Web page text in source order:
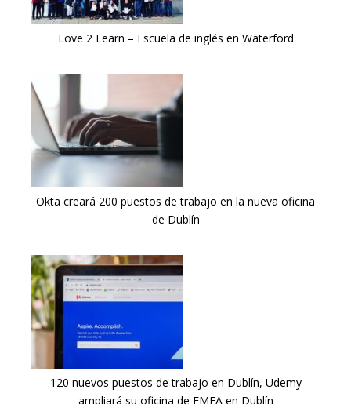
Love 2 Learn – Escuela de inglés en Waterford
Okta creará 200 puestos de trabajo en la nueva oficina
de Dublín
120 nuevos puestos de trabajo en Dublín, Udemy
ampliará su oficina de EMEA en Dublín